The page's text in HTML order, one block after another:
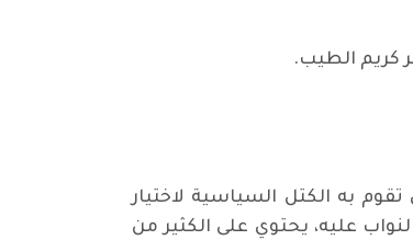
كريم الطيب.
به الكتل السياسية لاختيار
عليه، يحتوي على الكثير من